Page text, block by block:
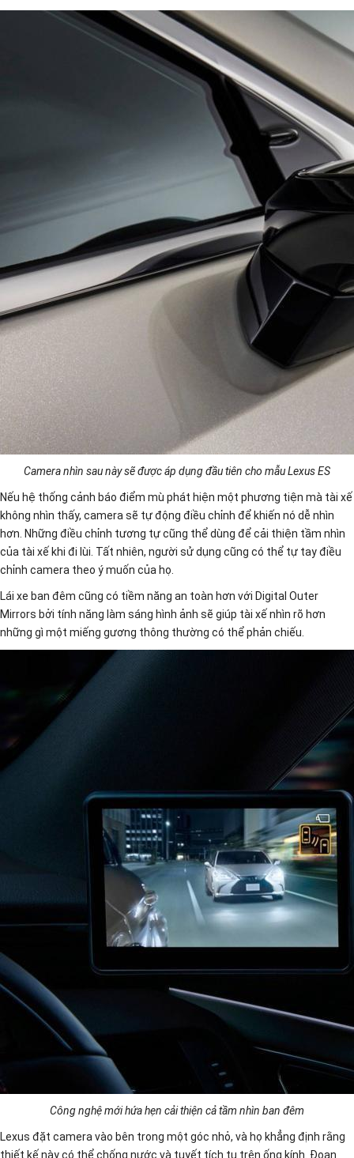
Camera nhìn sau này sẽ được áp dụng đầu tiên cho mẫu Lexus ES
Nếu hệ thống cảnh báo điểm mù phát hiện một phương tiện mà tài xế
không nhìn thấy, camera sẽ tự động điều chỉnh để khiến nó dễ nhìn
hơn. Những điều chỉnh tương tự cũng thể dùng để cải thiện tầm nhìn
của tài xế khi đi lùi. Tất nhiên, người sử dụng cũng có thể tự tay điều
chỉnh camera theo ý muốn của họ.
Lái xe ban đêm cũng có tiềm năng an toàn hơn với Digital Outer
Mirrors bởi tính năng làm sáng hình ảnh sẽ giúp tài xế nhìn rõ hơn
những gì một miếng gương thông thường có thể phản chiếu.
Công nghệ mới hứa hẹn cải thiện cả tầm nhìn ban đêm
Lexus đặt camera vào bên trong một góc nhỏ, và họ khẳng định rằng
thiết kế này có thể chống nước và tuyết tích tụ trên ống kính. Đoạn